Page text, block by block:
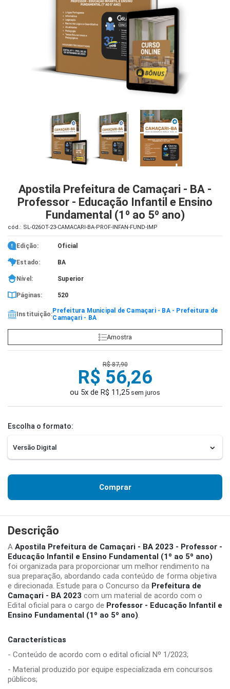
Apostila Prefeitura de Camaçari - BA -
Professor - Educação Infantil e Ensino
Fundamental (1º ao 5º ano)
cód.: SL-026OT-23-CAMACARI-BA-PROF-INFAN-FUND-IMP
Edição: Oficial
Estado: BA
Nível: Superior
Páginas: 520
Instituição:Prefeitura Municipal de Camaçari - BA - Prefeitura de
Camaçari - BA
Amostra
R$ 87,90
R$ 56,26
ou 5x de R$ 11,25 sem juros
Escolha o formato:
Comprar
Descrição
A Apostila Prefeitura de Camaçari - BA 2023 - Professor -
Educação Infantil e Ensino Fundamental (1º ao 5º ano)
foi organizada para proporcionar um melhor rendimento na
sua preparação, abordando cada conteúdo de forma objetiva
e direcionada. Estude para o Concurso da Prefeitura de
Camaçari - BA 2023 com um material de acordo com o
Edital oficial para o cargo de Professor - Educação Infantil e
Ensino Fundamental (1º ao 5º ano).
Características
- Conteúdo de acordo com o edital oficial Nº 1/2023;
- Material produzido por equipe especializada em concursos
públicos;